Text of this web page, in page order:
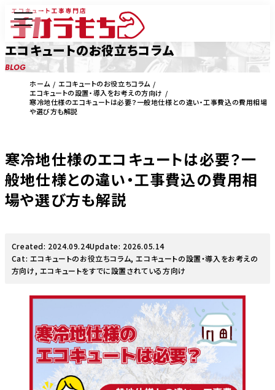
エコキュートのお役立ちコラム
BLOG
ホーム
エコキュートのお役立ちコラム
エコキュートの設置・導入をお考えの方向け
寒冷地仕様のエコキュートは必要？一般地仕様との違い・工事費込の費用相場
や選び方も解説
寒冷地仕様のエコキュートは必要？一
般地仕様との違い・工事費込の費用相
場や選び方も解説
Created: 2024.09.24Update: 2026.05.14
Cat: エコキュートのお役立ちコラム,エコキュートの設置・導入をお考えの
方向け, エコキュートをすでに設置されている方向け